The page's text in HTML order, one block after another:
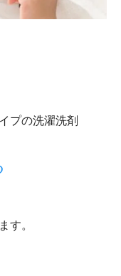
プの洗濯洗剤
す。